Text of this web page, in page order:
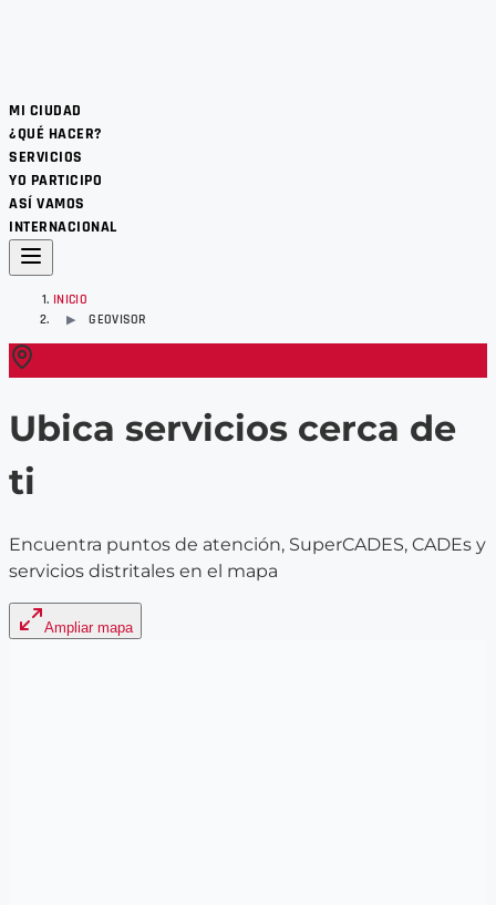
MI CIUDAD
¿QUÉ HACER?
SERVICIOS
YO PARTICIPO
ASÍ VAMOS
INTERNACIONAL
INICIO
▶ GEOVISOR
Ubica servicios cerca de
ti
Encuentra puntos de atención, SuperCADES, CADEs y
servicios distritales en el mapa
Ampliar mapa